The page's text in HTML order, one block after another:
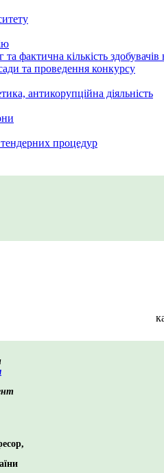
та фактична кількість здобувачів
та проведення конкурсу
антикорупційна діяльність
процедур